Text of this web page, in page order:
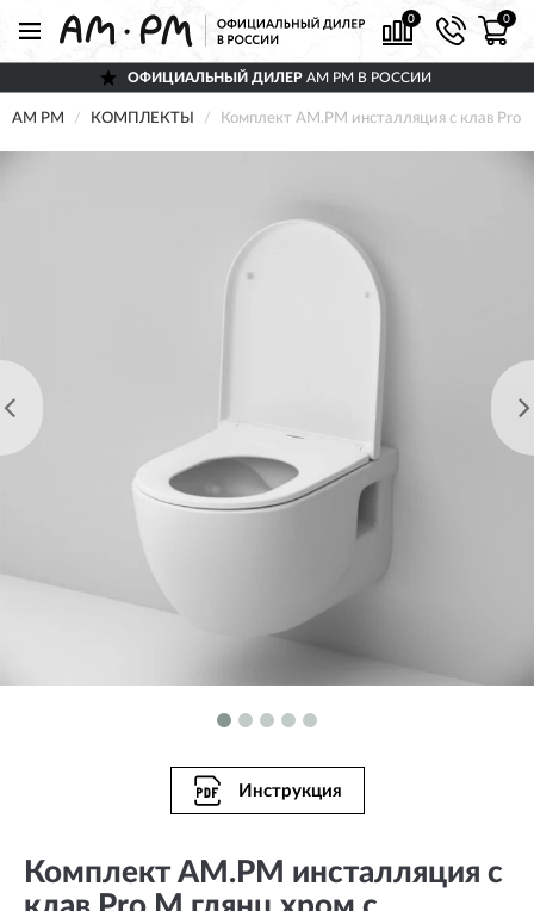
0 0
ОФИЦИАЛЬНЫЙ ДИЛЕР AM PM В РОССИИ
AM PM КОМПЛЕКТЫ Комплект AM.PM инсталляция с клав
Инструкция
Комплект AM.PM инсталляция с